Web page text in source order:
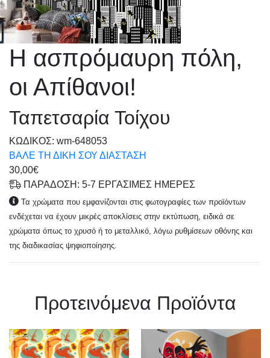
Η ασπρόμαυρη πόλη,
οι Απίθανοι!
Ταπετσαρία Τοίχου
KΩΔΙΚΟΣ: wm-648053
ΒΑΛΕ ΤΗ ΔΙΚΗ ΣΟΥ ΔΙΑΣΤΑΣΗ
30,00€
ΠΑΡΑΔΟΣΗ: 5-7 ΕΡΓΑΣΙΜΕΣ ΗΜΕΡΕΣ
Τα χρώματα που εμφανίζονται στις φωτογραφίες των προϊόντων
ενδέχεται να έχουν μικρές αποκλίσεις στην εκτύπωση, ειδικά σε
χρώματα όπως το χρυσό ή το μεταλλικό, λόγω ρυθμίσεων οθόνης και
της διαδικασίας ψηφιοποίησης.
Πρoτεινόμενα Προϊόντα